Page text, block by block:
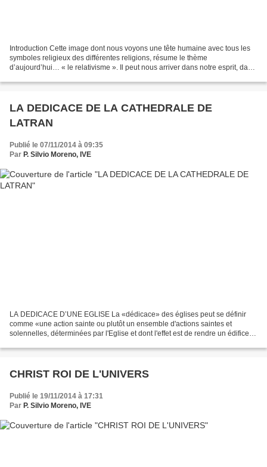
Introduction Cette image dont nous voyons une tête humaine avec tous les
symboles religieux des différentes religions, résume le thème
d’aujourd’hui… « le relativisme ». Il peut nous arriver dans notre esprit, dans
LA DEDICACE DE LA CATHEDRALE DE
LATRAN
Publié le 07/11/2014 à 09:35
Par P. Silvio Moreno, IVE
LA DEDICACE D’UNE EGLISE La «dédicace» des églises peut se définir
comme «une action sainte ou plutôt un ensemble d'actions saintes et
solennelles, déterminées par l'Eglise et dont l'effet est de rendre un édifice,
CHRIST ROI DE L'UNIVERS
Publié le 19/11/2014 à 17:31
Par P. Silvio Moreno, IVE